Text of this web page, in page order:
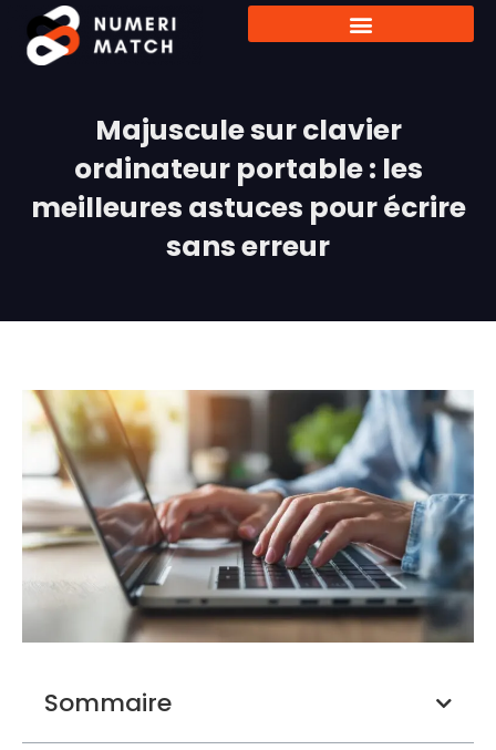
Majuscule sur clavier
ordinateur portable : les
meilleures astuces pour écrire
sans erreur
Sommaire